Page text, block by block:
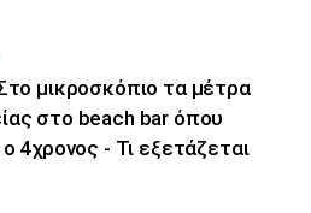
μικροσκόπιο τα μέτρα
στο beach bar όπου
ο 4χρονος - Τι εξετάζεται